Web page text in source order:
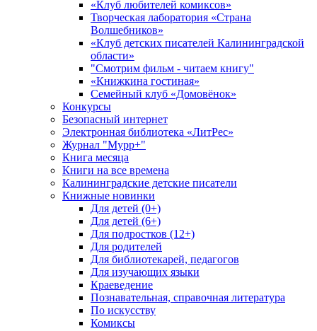
«Клуб любителей комиксов»
Творческая лаборатория «Страна
Волшебников»
«Клуб детских писателей Калининградской
области»
"Смотрим фильм - читаем книгу"
«Книжкина гостиная»
Семейный клуб «Домовёнок»
Конкурсы
Безопасный интернет
Электронная библиотека «ЛитРес»
Журнал "Мурр+"
Книга месяца
Книги на все времена
Калининградские детские писатели
Книжные новинки
Для детей (0+)
Для детей (6+)
Для подростков (12+)
Для родителей
Для библиотекарей, педагогов
Для изучающих языки
Краеведение
Познавательная, справочная литература
По искусству
Комиксы